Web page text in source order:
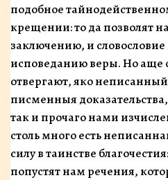
подобное
крещении: то да позволят
заключению, и
испо­веданию веры. Но аще
отвергают, яко
писменныя
так и прочаго на­ми
столь много есть
силу в таинстве
попустят нам речения,